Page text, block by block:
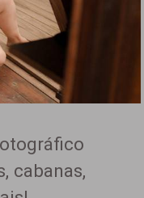
cabanas,